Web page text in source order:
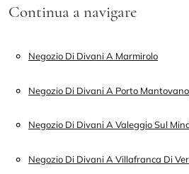
Continua a navigare
Negozio Di Divani A Marmirolo
Negozio Di Divani A Porto Mantovano
Negozio Di Divani A Valeggio Sul
Negozio Di Divani A Villafranca Di